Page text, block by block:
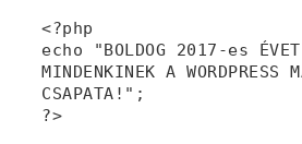
<?php
echo "BOLDOG 2017-es
MINDENKINEK A WORDPRESS
CSAPATA!";
?>